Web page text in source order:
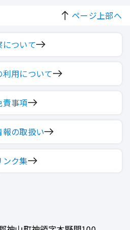
ページ上部へ
について
用について
責事項
報の取扱い
ンク集